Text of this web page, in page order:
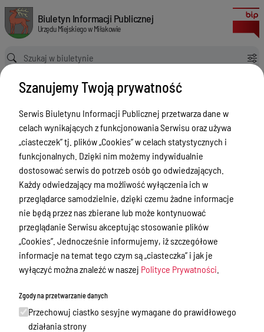
Uchwała Nr RIO.IV-0120-184/20 składu orzekającego Regionalnej Izby
Biuletyn Informacji Publicznej Urzędu Miejskiego w Miłakowie
Biuletyn Informacji Publicznej
Urzędu Miejskiego w Miłakowie
Ścieżka powrotu
Strona główna Majątek i finanse
Majątek i finanse - Opinie RIO
Uchwała Nr RIO.IV-0120-184/20 składu orzekającego Regionalnej Izby Obrachunkowej w Olsztynie z dnia 3 czerwca 2020 r.
Majątek i finanse - Opinie RIO
Menu Przedmiotowe
Urząd Miejski w Miłakowie
Gmina Miłakowo
Majątek i finanse
Zamówienia publiczne
Urząd Stanu Cywilnego
Ewidencja ludności, dowody osobiste,
działalność gospodarcza
Przetargi
Ogłoszenia
Szanujemy Twoją prywatność
Serwis Biuletynu Informacji Publicznej przetwarza dane w
celach wynikających z funkcjonowania Serwisu oraz używa
„ciasteczek” tj. plików „Cookies” w celach statystycznych i
funkcjonalnych. Dzięki nim możemy indywidualnie
dostosować serwis do potrzeb osób go odwiedzających.
Każdy odwiedzający ma możliwość wyłączenia ich w
przeglądarce samodzielnie, dzięki czemu żadne informacje
nie będą przez nas zbierane lub może kontynuować
przeglądanie Serwisu akceptując stosowanie plików
„Cookies”. Jednocześnie informujemy, iż szczegółowe
informacje na temat tego czym są „ciasteczka” i jak je
wyłączyć można znaleźć w naszej Polityce Prywatności
Zgody na przetwarzanie danych
Przechowuj ciastko sesyjne wymagane do prawidłowego
działania strony